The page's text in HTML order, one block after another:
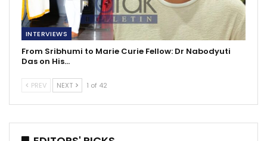
INTERVIEWS
From Sribhumi to Marie Curie Fellow: Dr Nabodyuti
Das on His…
PREV NEXT 1 of 42